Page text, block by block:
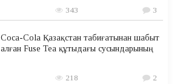
343 3
Coca-Cola Қазақстан табиғатынан шабыт
алған Fuse Tea құтыдағы сусындарының
218 2